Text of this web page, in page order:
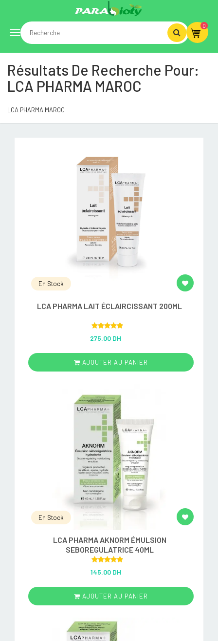
Toggle
navigation
0
Résultats De Recherche Pour:
LCA PHARMA MAROC
LCA PHARMA MAROC
En Stock
LCA PHARMA LAIT ÉCLAIRCISSANT 200ML
out of 5
275.00 DH
AJOUTER AU PANIER
En Stock
LCA PHARMA AKNORM ÉMULSION
SEBOREGULATRICE 40ML
out of 5
145.00 DH
AJOUTER AU PANIER